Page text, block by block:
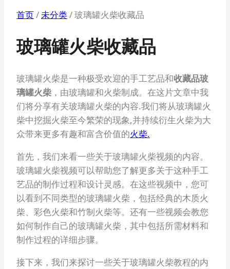
首页/未分类/玻璃罐火柴收藏品
玻璃罐火柴收藏品
玻璃罐火柴是一种极受欢迎的手工艺品和收藏品玻
璃罐火柴 ，由玻璃罐和火柴制成。在这片文章中我
们将分享有关玻璃罐火柴的内容.我们将从玻璃罐火
柴中挖掘火柴至今繁荣的现象,并持续衍生火柴为大
众带来更多有趣和富含价值的火柴.
首先，我们来看一些关于玻璃罐火柴视频的内容。
玻璃罐火柴视频可以帮助您了解更多关于这种手工
艺品的制作过程和设计灵感。在这些视频中，您可
以看到不同类型的玻璃罐火柴，包括经典的木质火
柴、彩色火柴和竹制火柴等。还有一些视频会教您
如何制作自己的玻璃罐火柴，其中包括所需材料和
制作过程的详细步骤。
接下来，我们来探讨一些关于玻璃罐火柴教程的内